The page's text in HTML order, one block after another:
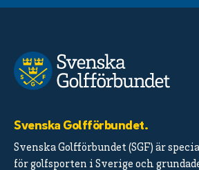
Svenska Golfförbundet.
Svenska Golfförbundet (SGF) är
för golfsporten i Sverige och